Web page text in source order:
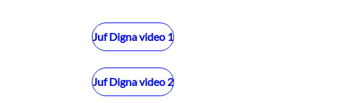
Juf Digna video 1
Juf Digna video 2